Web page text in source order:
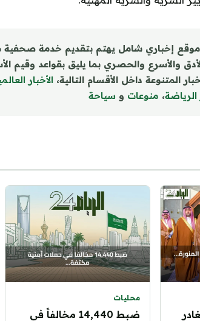
موقع إخباري شامل يهتم بتقديم خدمة صحفية
الأدق والأسرع والحصري بما يليق بقواعد وقيم
المتنوعة داخل الأقسام التالية، الأخبار
الرياضة، منوعات و سياحة
محليات
ضبط 14,440 مخالفاً في